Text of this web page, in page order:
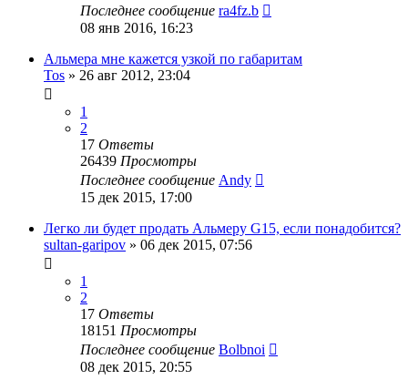
Последнее сообщение ra4fz.b
08 янв 2016, 16:23
Альмера мне кажется узкой по габаритам
Tos » 26 авг 2012, 23:04
1
2
17 Ответы
26439 Просмотры
Последнее сообщение Andy
15 дек 2015, 17:00
Легко ли будет продать Альмеру G15, если понадобится?
sultan-garipov » 06 дек 2015, 07:56
1
2
17 Ответы
18151 Просмотры
Последнее сообщение Bolbnoi
08 дек 2015, 20:55